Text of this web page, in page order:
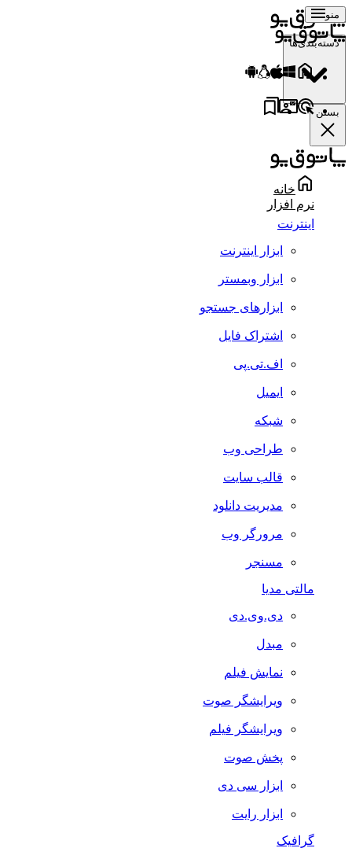
منو
دسته‌بندی‌ها
بستن
خانه
نرم افزار
اینترنت
ابزار اینترنت
ابزار وبمستر
ابزارهای جستجو
اشتراک فایل
اف.تی.پی
ایمیل
شبکه
طراحی وب
قالب سایت
مدیریت دانلود
مرورگر وب
مسنجر
مالتی مدیا
دی.وی.دی
مبدل
نمایش فیلم
ویرایشگر صوت
ویرایشگر فیلم
پخش صوت
ابزار سی دی
ابزار رایت
گرافیک